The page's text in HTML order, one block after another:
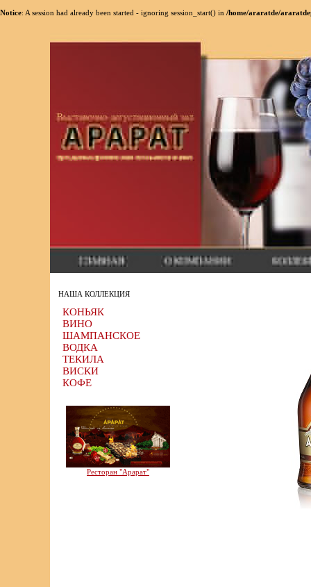
Notice: A session had already been started - ignoring session_start() in /home/araratde/
НАША КОЛЛЕКЦИЯ
КОНЬЯК
ВИНО
ШАМПАНСКОЕ
ВОДКА
ТЕКИЛА
ВИСКИ
КОФЕ
Ресторан "Арарат"